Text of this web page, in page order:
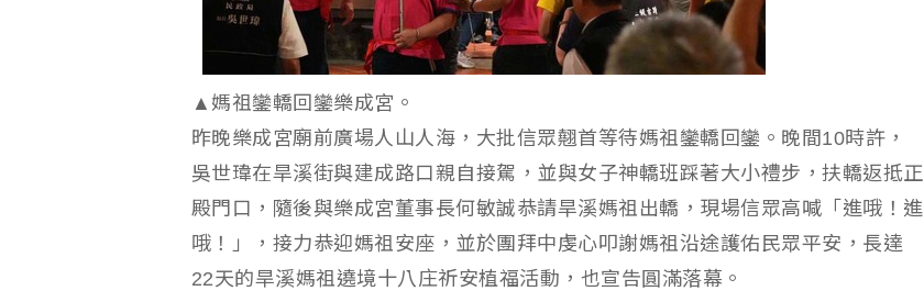
▲媽祖鑾轎回鑾樂成宮。
昨晚樂成宮廟前廣場人山人海，大批信眾翹首等待媽祖鑾轎回鑾。晚間10時許，
吳世瑋在旱溪街與建成路口親自接駕，並與女子神轎班踩著大小禮步，扶轎返抵正
殿門口，隨後與樂成宮董事長何敏誠恭請旱溪媽祖出轎，現場信眾高喊「進哦！進
哦！」，接力恭迎媽祖安座，並於團拜中虔心叩謝媽祖沿途護佑民眾平安，長達
22天的旱溪媽祖遶境十八庄祈安植福活動，也宣告圓滿落幕。